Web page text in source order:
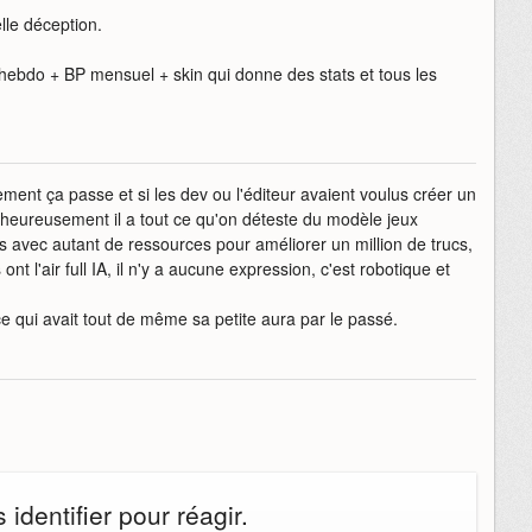
déception.
+ BP mensuel + skin qui donne des stats et tous les
ça passe et si les dev ou l'éditeur avaient voulus créer un
il a tout ce qu'on déteste du modèle jeux
avec autant de ressources pour améliorer un million de trucs,
l'air full IA, il n'y a aucune expression, c'est robotique et
qui avait tout de même sa petite aura par le passé.
identifier pour réagir.